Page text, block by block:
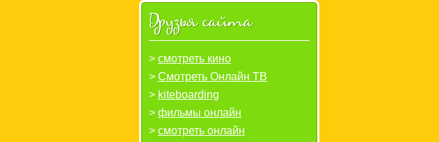
Друзья сайта
смотреть кино
Смотреть Онлайн ТВ
kiteboarding
фильмы онлайн
смотреть онлайн